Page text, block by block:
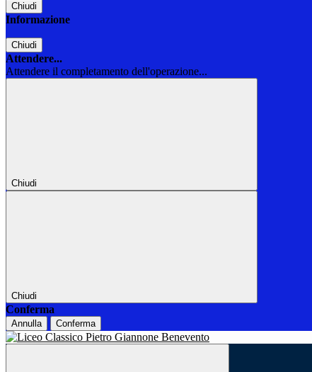
Chiudi
Informazione
Chiudi
Attendere...
Attendere il completamento dell'operazione...
Chiudi
Chiudi
Conferma
Annulla Conferma